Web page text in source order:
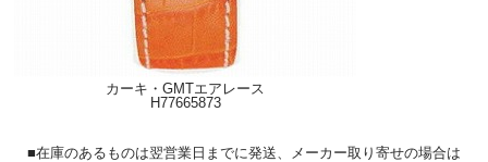
カーキ・GMTエアレース
H77665873
■在庫のあるものは翌営業日までに発送、メーカー取り寄せの場合は